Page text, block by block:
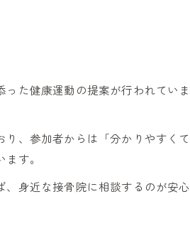
た健康運動の提案が行われてい
、参加者からは「分かりやすく
す。
身近な接骨院に相談するのが安